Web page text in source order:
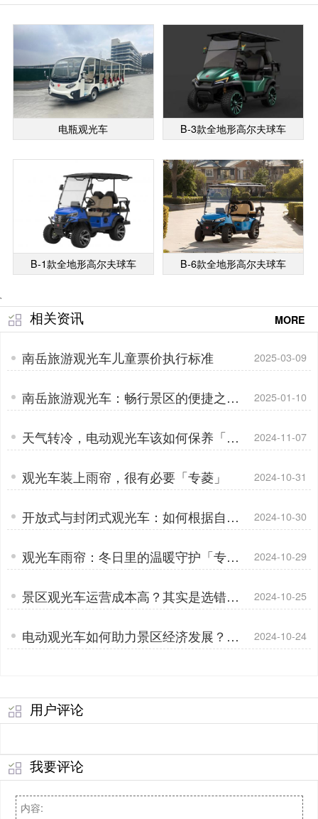
电瓶观光车 B-3款全地形高尔夫球车
B-1款全地形高尔夫球车 B-6款全地形高尔夫球车
`
相关资讯 MORE
南岳旅游观光车儿童票价执行标准 2025-03-09
南岳旅游观光车：畅行景区的便捷之选
「专菱」
2025-01-10
天气转冷，电动观光车该如何保养「专
菱」
2024-11-07
观光车装上雨帘，很有必要「专菱」 2024-10-31
开放式与封闭式观光车：如何根据自身
情况做出正确选择「专菱」
2024-10-30
观光车雨帘：冬日里的温暖守护「专
菱」
2024-10-29
景区观光车运营成本高？其实是选错车
了「专菱」
2024-10-25
电动观光车如何助力景区经济发展？用
数据说话「专菱」
2024-10-24
用户评论
我要评论